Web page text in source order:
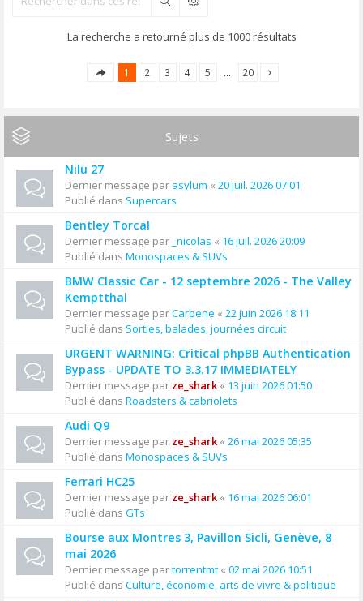
La recherche a retourné plus de 1000 résultats
1 2 3 4 5 … 20
Sujets
Nilu 27
Dernier message par asylum « 20 juil. 2026 07:01
Publié dans Supercars
Bentley Torcal
Dernier message par _nicolas « 16 juil. 2026 20:09
Publié dans Monospaces & SUVs
BMW Classic Car - 12 septembre 2026 - The Valley
Kemptthal
Dernier message parCarbene « 22 juin 2026 18:11
Publié dans Sorties, balades, journées circuit
URGENT WARNING: Critical phpBB Authentication
Bypass - UPDATE TO 3.3.17 IMMEDIATELY
Dernier message par ze_shark« 13 juin 2026 01:50
Publié dans Roadsters & cabriolets
Audi Q9
Dernier message par ze_shark« 26 mai 2026 05:35
Publié dans Monospaces & SUVs
Ferrari HC25
Dernier message par ze_shark« 16 mai 2026 06:01
Publié dans GTs
Bourse aux Montres 3, Pavillon Sicli, Genève, 8
mai 2026
Dernier message partorrentmt « 02 mai 2026 10:51
Publié dans Culture, économie, arts de vivre & politique